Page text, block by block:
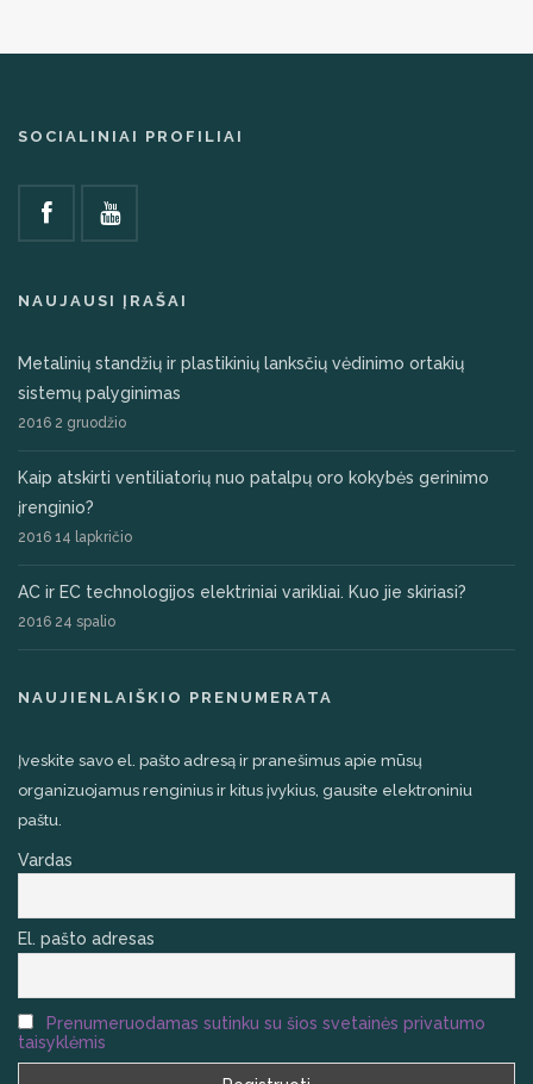
SOCIALINIAI PROFILIAI
NAUJAUSI ĮRAŠAI
Metalinių standžių ir plastikinių lanksčių vėdinimo ortakių
sistemų palyginimas
2016 2 gruodžio
Kaip atskirti ventiliatorių nuo patalpų oro kokybės gerinimo
įrenginio?
2016 14 lapkričio
AC ir EC technologijos elektriniai varikliai. Kuo jie skiriasi?
2016 24 spalio
NAUJIENLAIŠKIO PRENUMERATA
Įveskite savo el. pašto adresą ir pranešimus apie mūsų
organizuojamus renginius ir kitus įvykius, gausite elektroniniu
paštu.
Vardas
El. pašto adresas
Prenumeruodamas sutinku su šios svetainės privatumo
taisyklėmis